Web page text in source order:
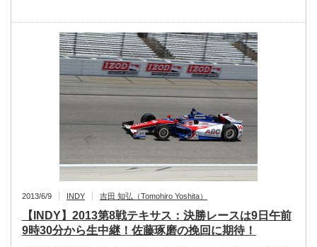
2013/6/9 INDY 吉田 知弘（Tomohiro Yoshita）
【INDY】2013第8戦テキサス：決勝レースは9日午前
9時30分から生中継！佐藤琢磨の挽回に期待！